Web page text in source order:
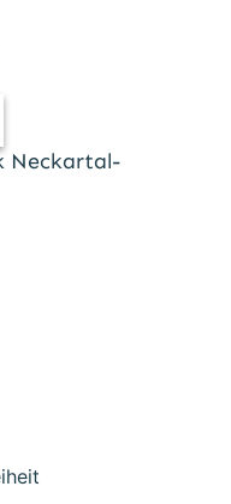
Neckartal-